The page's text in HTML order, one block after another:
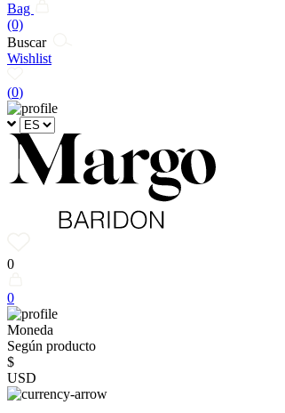
Bag
(0)
Buscar
Wishlist
(0)
0
0
Moneda
Según producto
$
USD